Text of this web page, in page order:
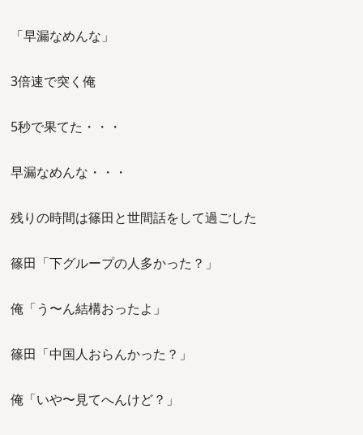
「早漏なめんな」
3倍速で突く俺
5秒で果てた・・・
早漏なめんな・・・
残りの時間は篠田と世間話をして過ごした
篠田「下グループの人多かった？」
俺「う〜ん結構おったよ」
篠田「中国人おらんかった？」
俺「いや〜見てへんけど？」